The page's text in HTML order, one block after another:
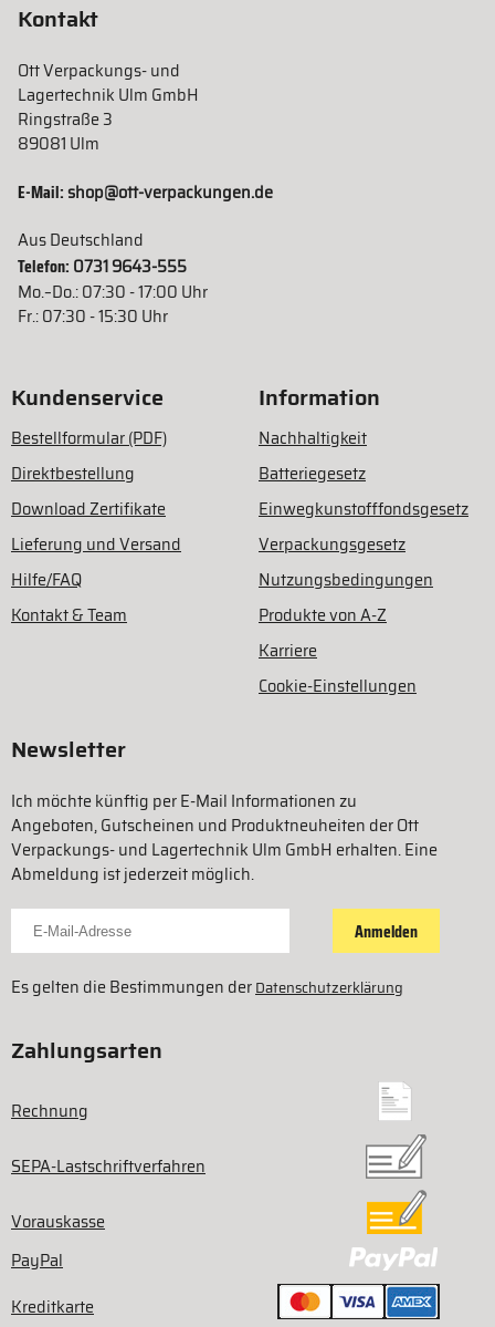
Kontakt
Ott Verpackungs- und
Lagertechnik Ulm GmbH
Ringstraße 3
89081 Ulm
E-Mail:shop@ott-verpackungen.de
Aus Deutschland
Telefon: 0731 9643-555
Mo.–Do.: 07:30 - 17:00 Uhr
Fr.: 07:30 - 15:30 Uhr
Kundenservice
Bestellformular (PDF)
Direktbestellung
Download Zertifikate
Lieferung und Versand
Hilfe/FAQ
Kontakt & Team
Information
Nachhaltigkeit
Batteriegesetz
Einwegkunstofffondsgesetz
Verpackungsgesetz
Nutzungsbedingungen
Produkte von A-Z
Karriere
Cookie-Einstellungen
Newsletter
Ich möchte künftig per E-Mail Informationen zu
Angeboten, Gutscheinen und Produktneuheiten der Ott
Verpackungs- und Lagertechnik Ulm GmbH erhalten. Eine
Abmeldung ist jederzeit möglich.
Für Newsletter anmelden
Anmelden
Es gelten die Bestimmungen derDatenschutzerklärung
Zahlungsarten
Rechnung
SEPA-Lastschriftverfahren
Vorauskasse
PayPal
Kreditkarte